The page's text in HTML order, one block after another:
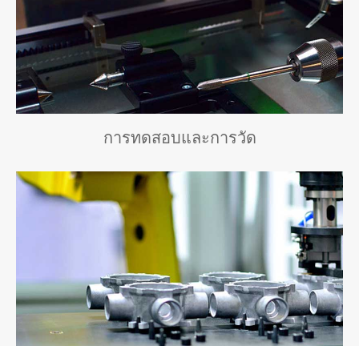
การทดสอบและการวัด